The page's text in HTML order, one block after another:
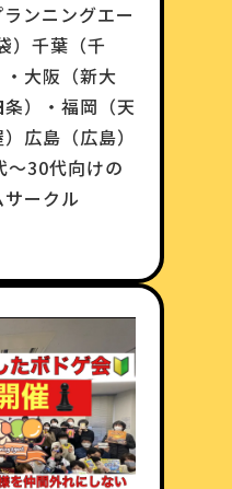
ンニングエー
）千葉（千
大阪（新大
）・福岡（天
広島（広島）
〜30代向けの
ークル